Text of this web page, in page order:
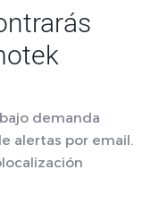
demanda
alertas por email.